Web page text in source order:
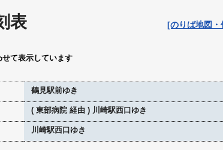
表 [のりば地図・
て表示しています
鶴見駅前ゆき
( 東部病院 経由 ) 川崎駅西口ゆき
川崎駅西口ゆき